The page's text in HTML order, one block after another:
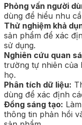
Phỏng vấn người
dùng để hiểu nhu
Thử nghiệm khả
sản phẩm để xác
sử dụng.
Nghiên cứu quan
trường tự nhiên của
họ.
Phân tích dữ liệu:
dùng để xác định
Đồng sáng tạo:
thông tin phản hồi